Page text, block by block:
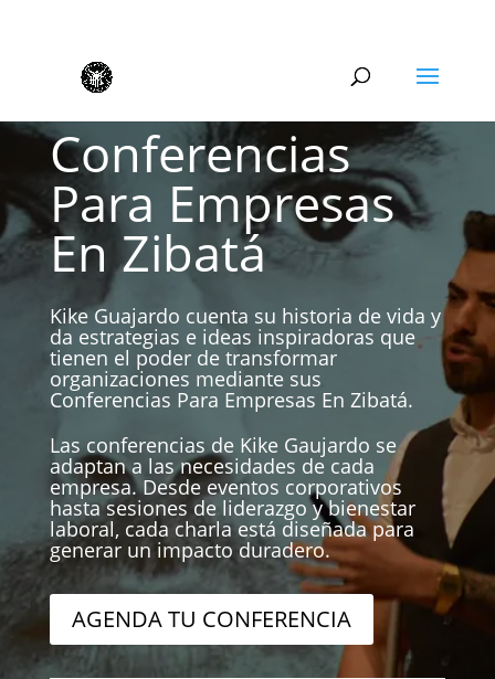
Conferencias
Para Empresas
En Zibatá
Kike Guajardo cuenta su historia de vida y
da estrategias e ideas inspiradoras que
tienen el poder de transformar
organizaciones mediante sus
Conferencias Para Empresas En Zibatá.
Las conferencias de Kike Gaujardo se
adaptan a las necesidades de cada
empresa. Desde eventos corporativos
hasta sesiones de liderazgo y bienestar
laboral, cada charla está diseñada para
generar un impacto duradero.
AGENDA TU CONFERENCIA